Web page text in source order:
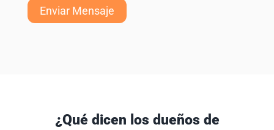
¿Qué dicen los dueños de